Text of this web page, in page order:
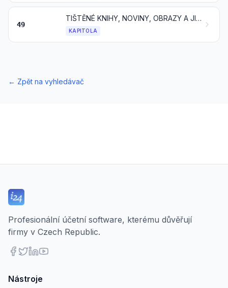
49
TIŠTĚNÉ KNIHY, NOVINY, OBRAZY A JINÉ VÝROBKY POLYGRAFICKÉHO PRŮMYSLU; RUKOPISY, STROJOPISY A PLÁNY
KAPITOLA
← Zpět na vyhledávač
Profesionální účetní software, kterému důvěřují
firmy v Czech Republic.
Nástroje